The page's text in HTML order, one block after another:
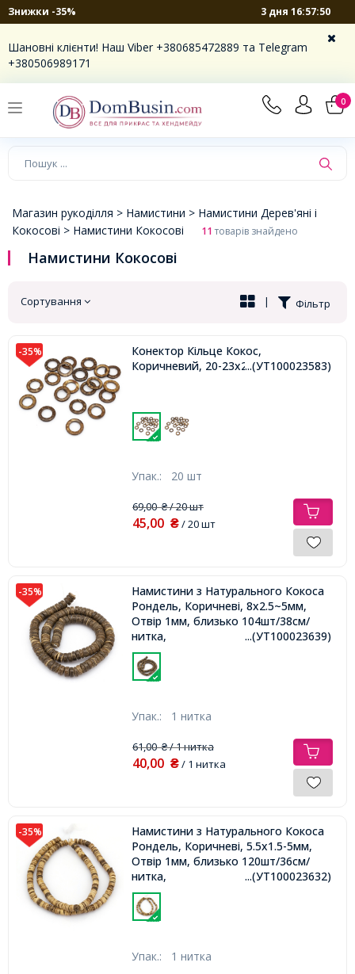
Знижки -35% 3 дня 16:57:49
Шановні клієнти! Наш Viber +380685472889 та Telegram
+380506989171
0
×
Магазин рукоділля > Намистини > Намистини Дерев'яні і
Кокосові > Намистини Кокосові 11товарів знайдено
Намистини Кокосові
Сортування Фільтр
|
-35%
Конектор Кільце Кокос,
Коричневий, 20-23x2-5мм,...(УТ100023583)
Упак.: 20 шт
69,00₴/ 20 шт
45,00 ₴/ 20 шт
-35%
Намистини з Натурального Кокоса
Рондель, Коричневі, 8x2.5~5мм,
Отвір 1мм, близько 104шт/38см/
нитка,
...(УТ100023639)
Упак.: 1 нитка
61,00₴/ 1 нитка
40,00 ₴/ 1 нитка
-35%
Намистини з Натурального Кокоса
Рондель, Коричневі, 5.5x1.5-5мм,
Отвір 1мм, близько 120шт/36см/
нитка,
...(УТ100023632)
Упак.: 1 нитка